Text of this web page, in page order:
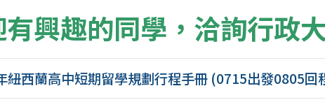
興趣的同學，洽詢行政
紐西蘭高中短期留學規劃行程手冊 (0715出發0805回